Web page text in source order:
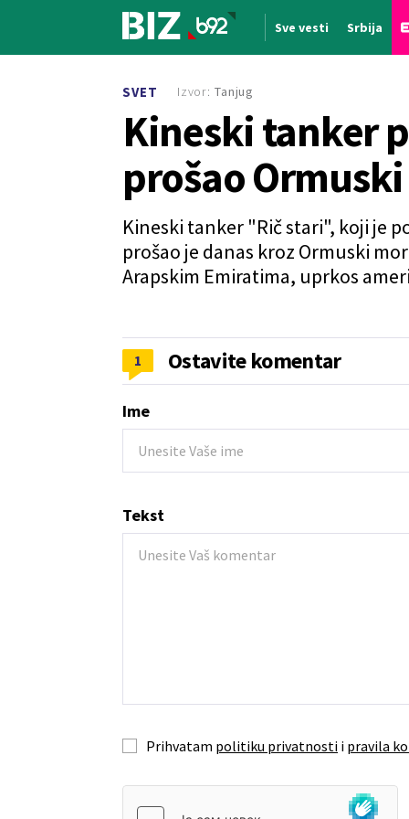
Sve vesti Srbija
SVET
Kineski tanker
prošao
Kineski tanker "Rič stari", koji je
prošao je danas kroz Ormuski
Arapskim Emiratima, uprkos
Izvor: Tanjug
1 Ostavite komentar
Ime
Tekst
Prihvatam politiku privatnosti i pravila